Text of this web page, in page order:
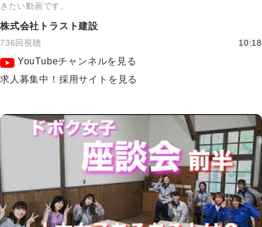
きたい動画です。
株式会社トラスト建設
736回視聴 10:18
YouTubeチャンネルを見る
求人募集中！採用サイトを見る